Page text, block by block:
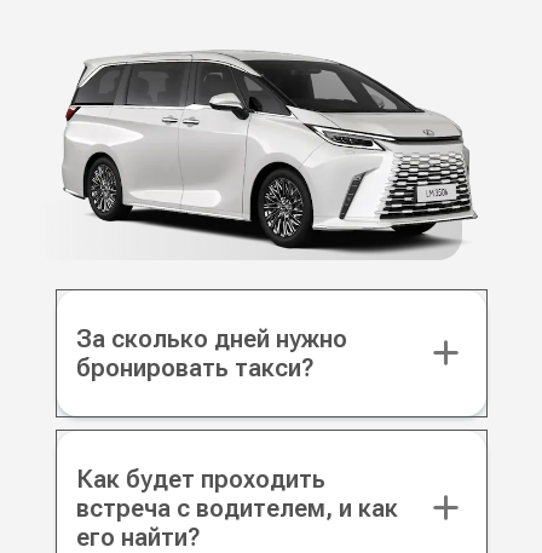
За сколько дней нужно
бронировать такси?
Как будет проходить
встреча с водителем, и как
его найти?